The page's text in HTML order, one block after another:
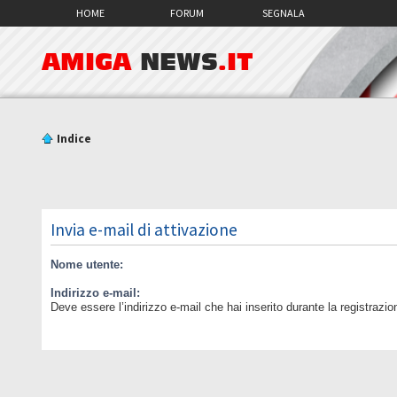
HOME FORUM SEGNALA
AMIGA NEWS.IT
Indice
Invia e-mail di attivazione
Nome utente:
Indirizzo e-mail:
Deve essere l’indirizzo e-mail che hai inserito durante la